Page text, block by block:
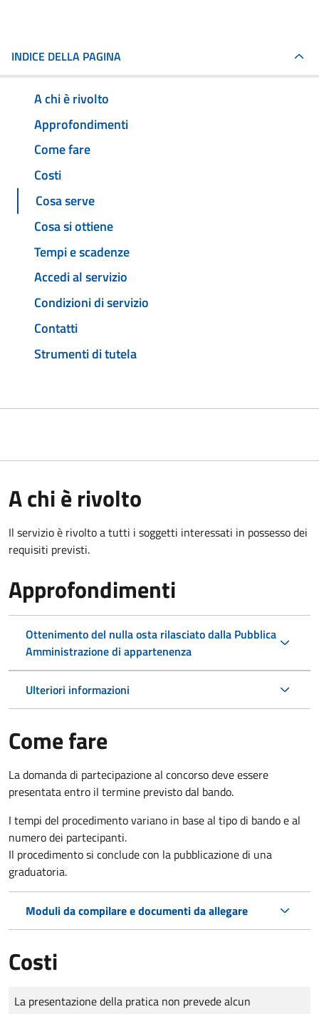
INDICE DELLA PAGINA
A chi è rivolto
Approfondimenti
Come fare
Costi
Cosa serve
Cosa si ottiene
Tempi e scadenze
Accedi al servizio
Condizioni di servizio
Contatti
Strumenti di tutela
A chi è rivolto
Il servizio è rivolto a tutti i soggetti interessati in possesso dei
requisiti previsti.
Approfondimenti
Ottenimento del nulla osta rilasciato dalla Pubblica
Amministrazione di appartenenza
Ulteriori informazioni
Come fare
La domanda di partecipazione al concorso deve essere
presentata entro il termine previsto dal bando.
I tempi del procedimento variano in base al tipo di bando e al
numero dei partecipanti.
Il procedimento si conclude con la pubblicazione di una
graduatoria.
Moduli da compilare e documenti da allegare
Costi
Tipo di pagamento
Importo
La presentazione della pratica non prevede alcun